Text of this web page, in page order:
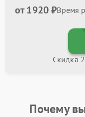
от 1920 ₽Время
Скидка
Почему